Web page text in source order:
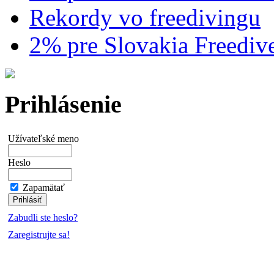
Rekordy vo freedivingu
2% pre Slovakia
Prihlásenie
Užívateľské meno
Heslo
Zapamätať
Zabudli ste heslo?
Zaregistrujte sa!